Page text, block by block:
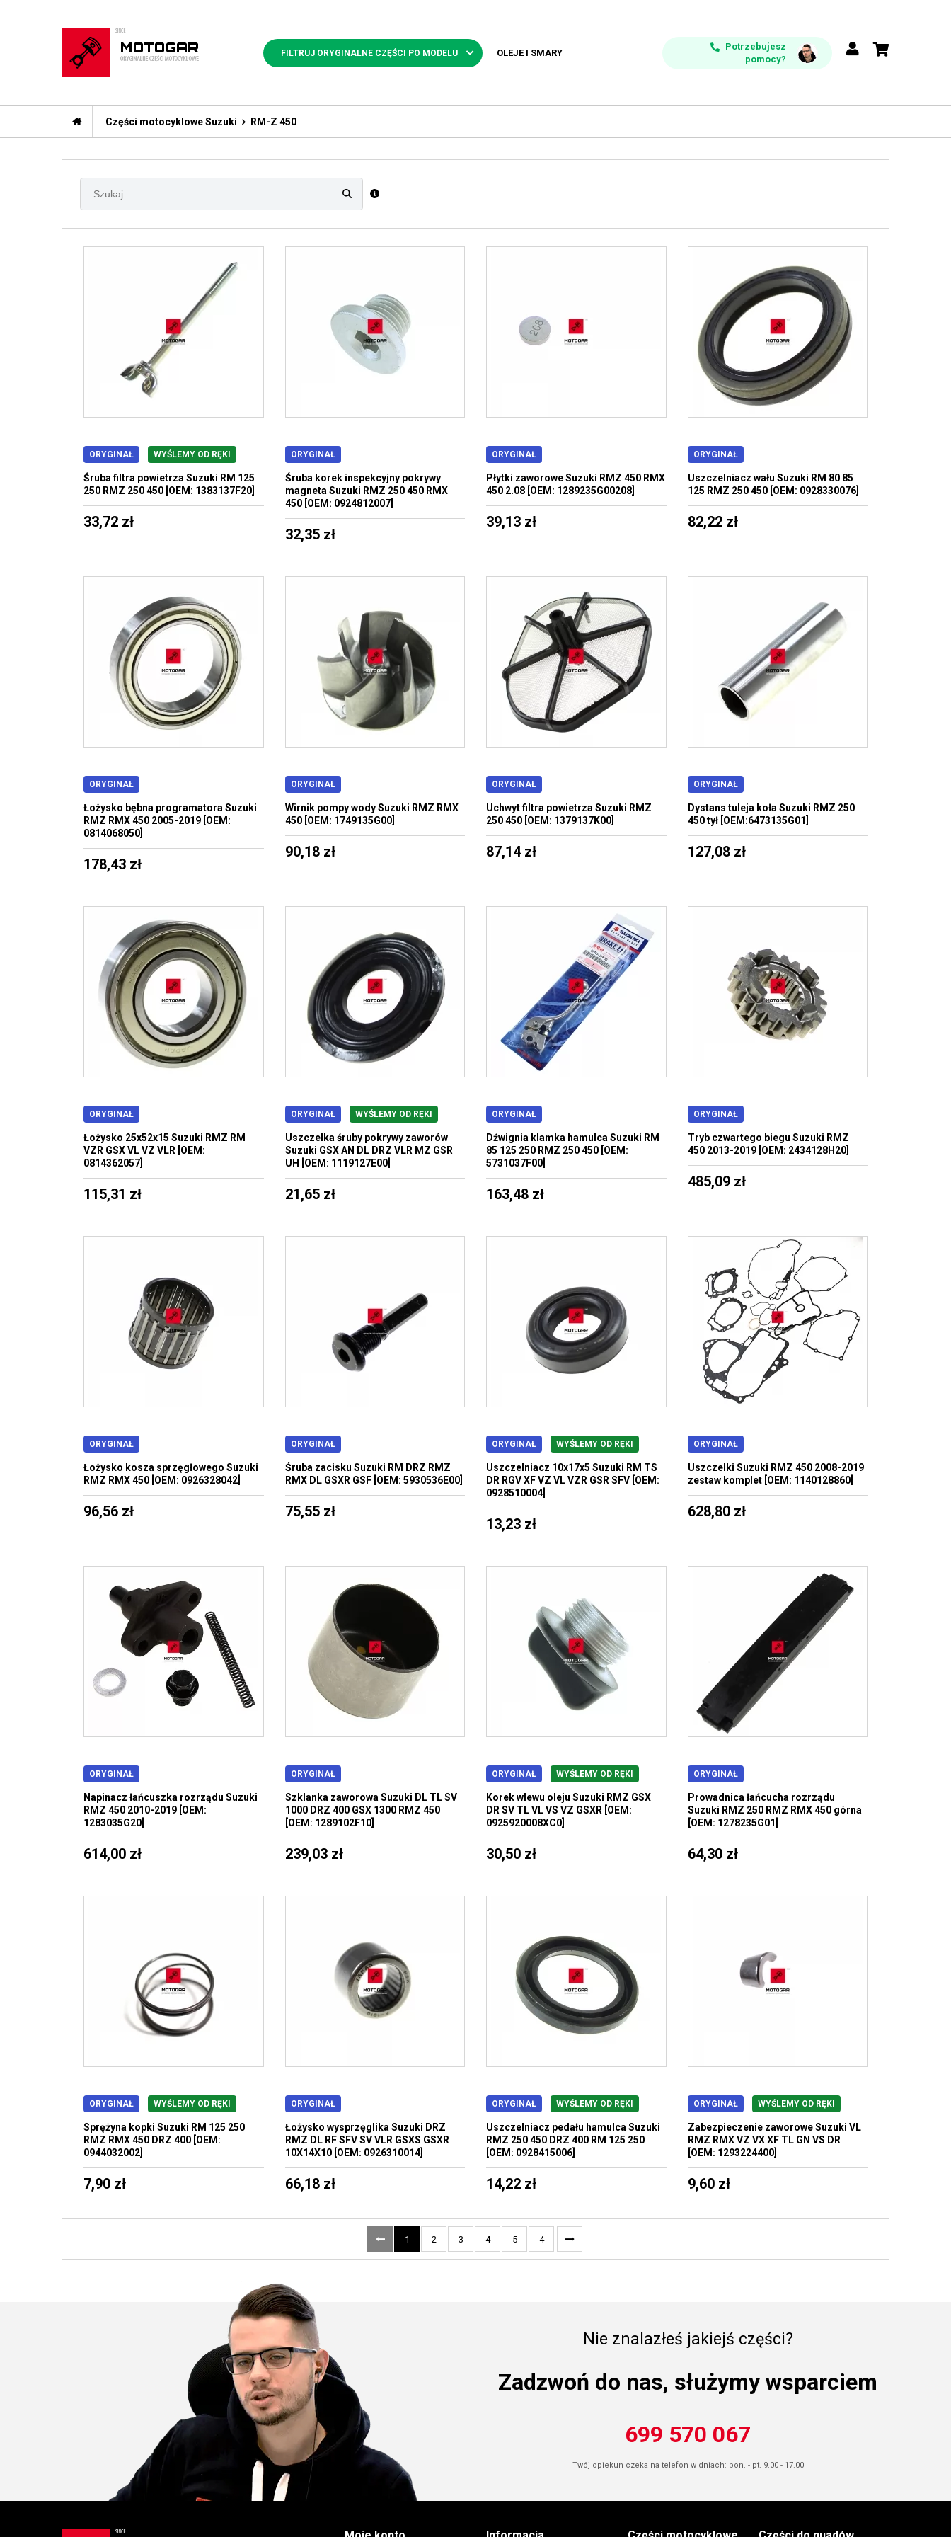
FILTRUJ ORYGINALNE CZĘŚCI PO MODELU OLEJE I SMARY
Potrzebujesz
pomocy?
Części motocyklowe Suzuki RM-Z 450
ORYGINAŁ WYŚLEMY OD RĘKI
Śruba filtra powietrza Suzuki RM 125
250 RMZ 250 450 [OEM: 1383137F20]
33,72 zł
ORYGINAŁ
Śruba korek inspekcyjny pokrywy
magneta Suzuki RMZ 250 450 RMX
450 [OEM: 0924812007]
32,35 zł
ORYGINAŁ
Płytki zaworowe Suzuki RMZ 450 RMX
450 2.08 [OEM: 1289235G00208]
39,13 zł
ORYGINAŁ
Uszczelniacz wału Suzuki RM 80 85
125 RMZ 250 450 [OEM: 0928330076]
82,22 zł
ORYGINAŁ
Łożysko bębna programatora Suzuki
RMZ RMX 450 2005-2019 [OEM:
0814068050]
178,43 zł
ORYGINAŁ
Wirnik pompy wody Suzuki RMZ RMX
450 [OEM: 1749135G00]
90,18 zł
ORYGINAŁ
Uchwyt filtra powietrza Suzuki RMZ
250 450 [OEM: 1379137K00]
87,14 zł
ORYGINAŁ
Dystans tuleja koła Suzuki RMZ 250
450 tył [OEM:6473135G01]
127,08 zł
ORYGINAŁ
Łożysko 25x52x15 Suzuki RMZ RM
VZR GSX VL VZ VLR [OEM:
0814362057]
115,31 zł
ORYGINAŁ WYŚLEMY OD RĘKI
Uszczelka śruby pokrywy zaworów
Suzuki GSX AN DL DRZ VLR MZ GSR
UH [OEM: 1119127E00]
21,65 zł
ORYGINAŁ
Dźwignia klamka hamulca Suzuki RM
85 125 250 RMZ 250 450 [OEM:
5731037F00]
163,48 zł
ORYGINAŁ
Tryb czwartego biegu Suzuki RMZ
450 2013-2019 [OEM: 2434128H20]
485,09 zł
ORYGINAŁ
Łożysko kosza sprzęgłowego Suzuki
RMZ RMX 450 [OEM: 0926328042]
96,56 zł
ORYGINAŁ
Śruba zacisku Suzuki RM DRZ RMZ
RMX DL GSXR GSF [OEM: 5930536E00]
75,55 zł
ORYGINAŁ WYŚLEMY OD RĘKI
Uszczelniacz 10x17x5 Suzuki RM TS
DR RGV XF VZ VL VZR GSR SFV [OEM:
0928510004]
13,23 zł
ORYGINAŁ
Uszczelki Suzuki RMZ 450 2008-2019
zestaw komplet [OEM: 1140128860]
628,80 zł
ORYGINAŁ
Napinacz łańcuszka rozrządu Suzuki
RMZ 450 2010-2019 [OEM:
1283035G20]
614,00 zł
ORYGINAŁ
Szklanka zaworowa Suzuki DL TL SV
1000 DRZ 400 GSX 1300 RMZ 450
[OEM: 1289102F10]
239,03 zł
ORYGINAŁ WYŚLEMY OD RĘKI
Korek wlewu oleju Suzuki RMZ GSX
DR SV TL VL VS VZ GSXR [OEM:
0925920008XC0]
30,50 zł
ORYGINAŁ
Prowadnica łańcucha rozrządu
Suzuki RMZ 250 RMZ RMX 450 górna
[OEM: 1278235G01]
64,30 zł
ORYGINAŁ WYŚLEMY OD RĘKI
Sprężyna kopki Suzuki RM 125 250
RMZ RMX 450 DRZ 400 [OEM:
0944032002]
7,90 zł
ORYGINAŁ
Łożysko wysprzęglika Suzuki DRZ
RMZ DL RF SFV SV VLR GSXS GSXR
10X14X10 [OEM: 0926310014]
66,18 zł
ORYGINAŁ WYŚLEMY OD RĘKI
Uszczelniacz pedału hamulca Suzuki
RMZ 250 450 DRZ 400 RM 125 250
[OEM: 0928415006]
14,22 zł
ORYGINAŁ WYŚLEMY OD RĘKI
Zabezpieczenie zaworowe Suzuki VL
RMZ RMX VZ VX XF TL GN VS DR
[OEM: 1293224400]
9,60 zł
1 2 3 4 5 4
Nie znalazłeś jakiejś części?
Zadzwoń do nas, służymy wsparciem
699 570 067
Twój opiekun czeka na telefon w dniach: pon. - pt. 9.00 - 17.00